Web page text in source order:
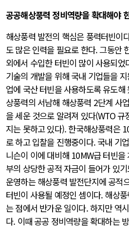
공공해상풍력정비역량을확대해야
해상풍력 발전의 핵심은 풍력터빈이
도 많은 인력을 필요로 한다. 그동안
외에서 수입한 터빈이 많이 사용되
기술의 개발을 위해 국내 기업들을
업에 국산 터빈을 사용하도록 유도
상풍력의 서남해 해상풍력 2단계 사
을 세운 것으로 알려져 있다(WTO 규
지는 못하고 있다). 한국해상풍력은
로 하고 입찰을 진행중이다. 국내 기
니슨이 이에 대비해 10MW급 터빈을
부의 상당한 공적 자금이 들어가 있
운영하는 해상풍력 발전단지에 공적
터빈이 사용될 예정인 셈이다. 해상
는 점에서 반가운 일이다. 하지만 역
다. 이때 공공 정비역량을 확대하는